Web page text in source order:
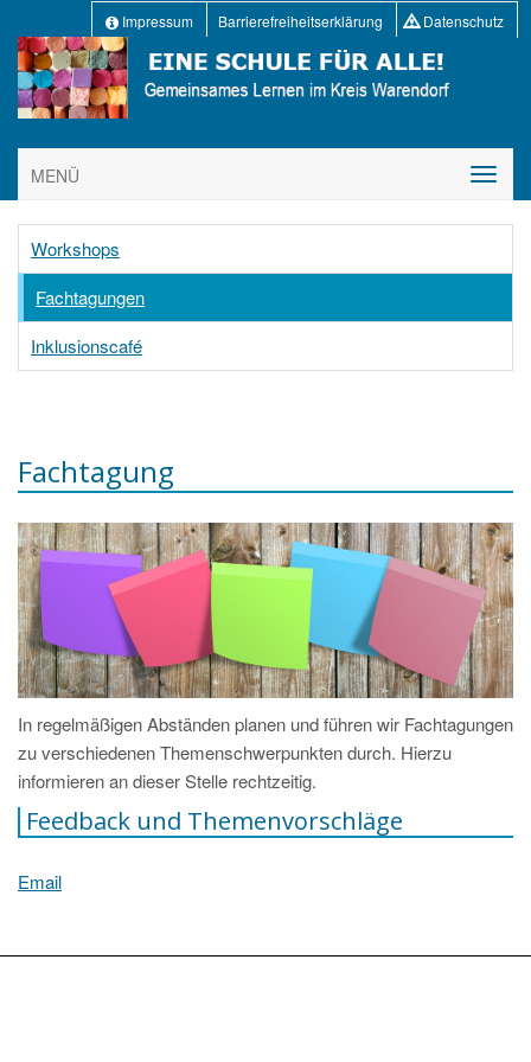
Impressum Barrierefreiheitserklärung Datenschutz
MENÜ
Workshops
Fachtagungen
Inklusionscafé
Fachtagung
In regelmäßigen Abständen planen und führen wir Fachtagungen
zu verschiedenen Themenschwerpunkten durch. Hierzu
informieren an dieser Stelle rechtzeitig.
Feedback und Themenvorschläge
Email